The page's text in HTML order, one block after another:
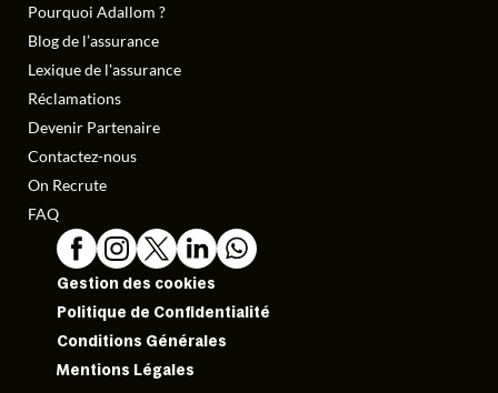
Pourquoi Adallom ?
Blog de l’assurance
Lexique de l'assurance
Réclamations
Devenir Partenaire
Contactez-nous
On Recrute
FAQ
Gestion des cookies
Politique de Confidentialité
Conditions Générales
Mentions Légales